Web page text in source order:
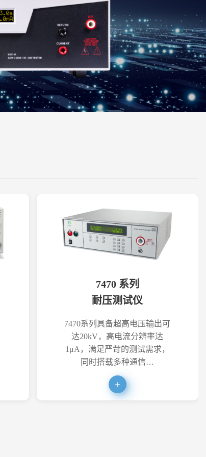
7470 系列
耐压测试仪
7470系列具备超高电压输出可
达20kV，高电流分辨率达
1μA，满足严苛的测试需求，
同时搭载多种通信…